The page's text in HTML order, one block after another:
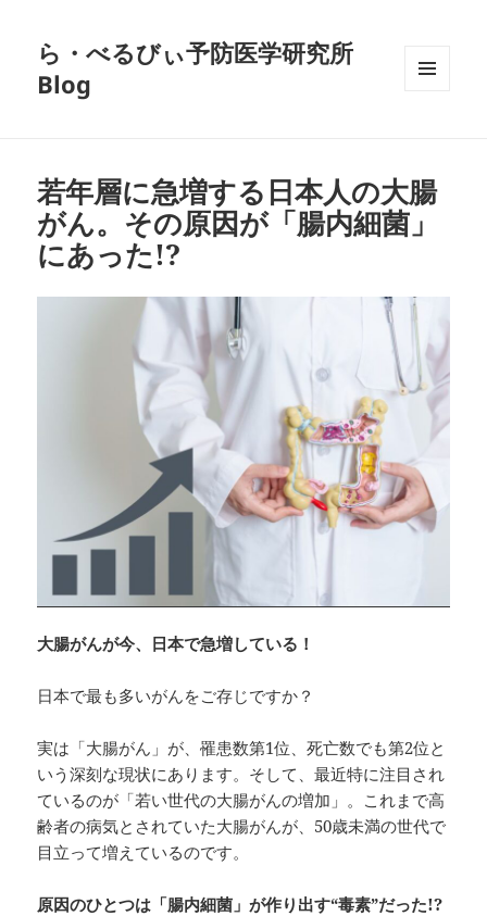
ら・べるびぃ予防医学研究所
Blog
若年層に急増する日本人の大腸
がん。その原因が「腸内細菌」
にあった!?
大腸がんが今、日本で急増している！
日本で最も多いがんをご存じですか？
実は「大腸がん」が、罹患数第1位、死亡数でも第2位と
いう深刻な現状にあります。そして、最近特に注目され
ているのが「若い世代の大腸がんの増加」。これまで高
齢者の病気とされていた大腸がんが、50歳未満の世代で
目立って増えているのです。
原因のひとつは「腸内細菌」が作り出す“毒素”だった!?